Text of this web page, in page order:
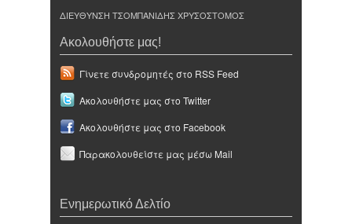
ΔΙΕΥΘΥΝΣΗ ΤΣΟΜΠΑΝΙΔΗΣ ΧΡΥΣΟΣΤΟΜΟΣ
Ακολουθήστε μας!
Γίνετε συνδρομητές στο RSS Feed
Ακολουθήστε μας στο Twitter
Ακολουθήστε μας στο Facebook
Παρακολουθείστε μας μέσω Mail
Ενημερωτικό Δελτίο